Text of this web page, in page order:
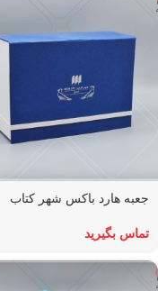
جعبه هارد باکس شهر کتاب
تماس بگیرید